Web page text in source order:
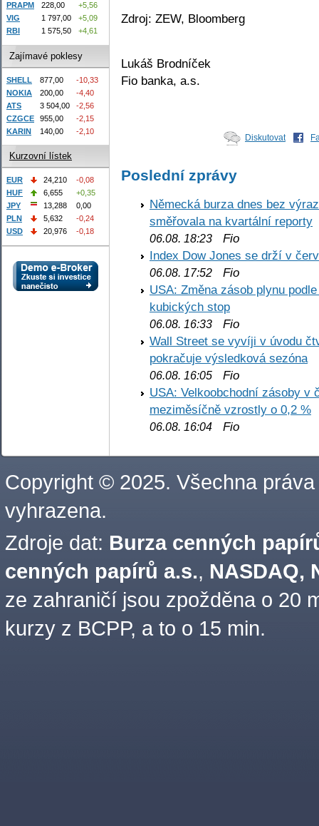
Zdroj: ZEW, Bloomberg
Lukáš Brodníček
Fio banka, a.s.
Diskutovat
Poslední zprávy
Německá burza dnes bez
směřovala na kvartální reporty
06.08. 18:23 Fio
Index Dow Jones se drží v
06.08. 17:52 Fio
USA: Změna zásob plynu
kubických stop
06.08. 16:33 Fio
Wall Street se vyvíji v úvodu
pokračuje výsledková sezóna
06.08. 16:05 Fio
USA: Velkoobchodní zásoby v
meziměsíčně vzrostly o 0,2 %
06.08. 16:04 Fio
PRAPM
228,00
+5,56
VIG
1 797,00
+5,09
RBI
1 575,50 +4,61
Zajímavé poklesy
SHELL 877,00
-10,33
NOKIA
200,00
-4,40
ATS
3 504,00
-2,56
CZGCE
955,00
-2,15
KARIN
140,00 -2,10
Kurzovní lístek
EUR 24,210
-0,08
HUF
6,655
+0,35
JPY
13,288
0,00
PLN
5,632
-0,24
USD
20,976 -0,18
Copyright © 2025. Všechna práva
vyhrazena.
Zdroje dat: Burza cenných
cenných papírů a.s., NASDAQ,
ze zahraničí jsou zpožděna o 20
kurzy z BCPP, a to o 15 min.